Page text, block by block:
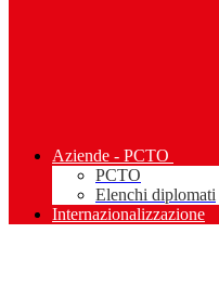
Aziende - PCTO
PCTO
Elenchi diplomati
Internazionalizzazione